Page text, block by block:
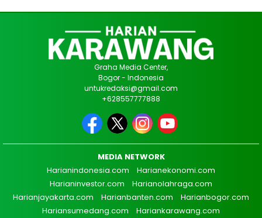
Graha Media Center,
Bogor - Indonesia
untukredaksi@gmail.com
+628557777888
MEDIA NETWORK
Harianindonesia.com
Harianekonomi.com
Harianinvestor.com
Harianolahraga.com
Harianjayakarta.com
Harianbanten.com
Harianbogor.com
Hariansumedang.com
Hariankarawang.com